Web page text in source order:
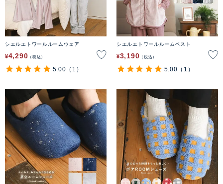
シエルエトワールルームウェア
¥4,290 税込
5.00 （1）
シエルエトワールルームベスト
¥3,190 税込
5.00 （1）